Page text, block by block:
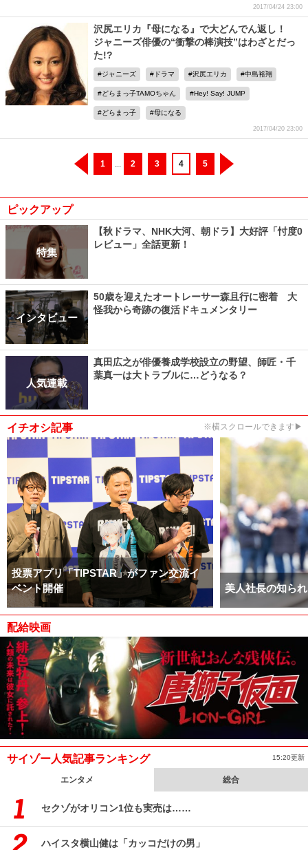
2017/04/24 23:00
沢尻エリカ『母になる』で大どんでん返し！
ジャニーズ俳優の“衝撃の棒演技”はわざとだっ
た!?
ジャニーズ ドラマ 沢尻エリカ 中島裕翔
どらまっ子TAMOちゃん Hey! Say! JUMP
どらまっ子 母になる
2017/04/20 23:00
1 ... 2 3 4 5
ピックアップ
特集
【秋ドラマ、NHK大河、朝ドラ】大好評「忖度0
レビュー」全話更新！
インタビュー
50歳を迎えたオートレーサー森且行に密着 大
怪我から奇跡の復活ドキュメンタリー
人気連載
真田広之が俳優養成学校設立の野望、師匠・千
葉真一は大トラブルに…どうなる？
イチオシ記事 ※横スクロールできます▶
投票アプリ「TIPSTAR」がファン交流イ
ベント開催
美人社長の知ら
配給映画
サイゾー人気記事ランキング 15:20更新
エンタメ 総合
セクゾがオリコン1位も実売は……
ハイスタ横山健は「カッコだけの男」